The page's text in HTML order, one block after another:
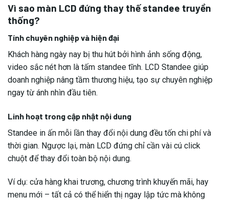
Vì sao màn LCD đứng thay thế standee truyền
thống?
Tính chuyên nghiệp và hiện đại
Khách hàng ngày nay bị thu hút bởi hình ảnh sống động,
video sắc nét hơn là tấm standee tĩnh. LCD Standee giúp
doanh nghiệp nâng tầm thương hiệu, tạo sự chuyên nghiệp
ngay từ ánh nhìn đầu tiên.
Linh hoạt trong cập nhật nội dung
Standee in ấn mỗi lần thay đổi nội dung đều tốn chi phí và
thời gian. Ngược lại, màn LCD đứng chỉ cần vài cú click
chuột để thay đổi toàn bộ nội dung.
Ví dụ: cửa hàng khai trương, chương trình khuyến mãi, hay
menu mới – tất cả có thể hiển thị ngay lập tức mà không